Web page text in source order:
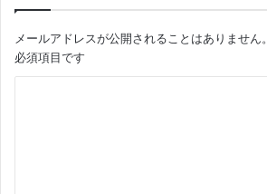
メールアドレスが公開されることはありません。
必須項目です